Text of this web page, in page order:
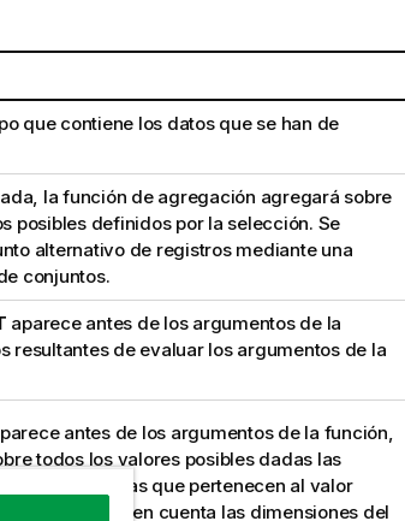
que contiene los datos que se han de
la función de agregación agregará sobre
posibles definidos por la selección. Se
alternativo de registros mediante una
conjuntos.
aparece antes de los argumentos de la
resultantes de evaluar los argumentos de la
antes de los argumentos de la función,
todos los valores posibles dadas las
no solo aquellas que pertenecen al valor
decir, no tiene en cuenta las dimensiones del